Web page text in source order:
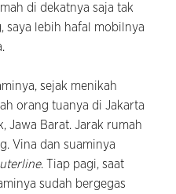
di dekatnya saja tak
saya lebih hafal mobilnya
sejak menikah
orang tuanya di Jakarta
Jawa Barat. Jarak rumah
Vina dan suaminya
. Tiap pagi, saat
sudah bergegas